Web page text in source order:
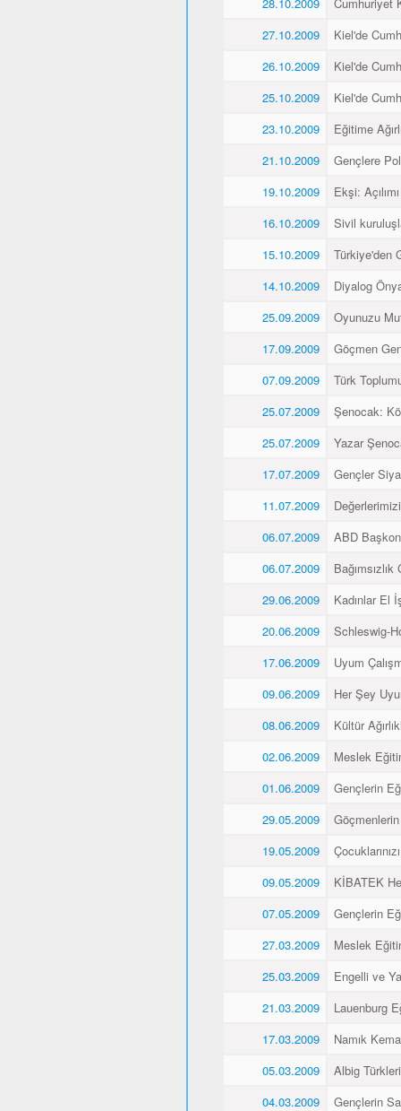
27.10.2009
Kiel'de
26.10.2009
Kiel'de
25.10.2009
Kiel'de
23.10.2009
Eğitime
21.10.2009
Gençlere
19.10.2009
Ekşi:
16.10.2009
Sivil
15.10.2009
Türkiye'den
14.10.2009
Diyalog
25.09.2009
Oyunuzu
17.09.2009
Göçmen
07.09.2009
Türk
25.07.2009
Şenocak:
25.07.2009
Yazar
17.07.2009
Gençler
11.07.2009
06.07.2009
ABD
06.07.2009
29.06.2009
Kadınlar El
20.06.2009
Schleswig-
17.06.2009
Uyum
09.06.2009
Her Şey
08.06.2009
Kültür
02.06.2009
Meslek
01.06.2009
Gençlerin
29.05.2009
Göçmenlerin
19.05.2009
09.05.2009
KİBATEK
07.05.2009
Gençlerin
27.03.2009
Meslek
25.03.2009
Engelli ve
21.03.2009
Lauenburg
17.03.2009
Namık
05.03.2009
Albig
04.03.2009
Gençlerin